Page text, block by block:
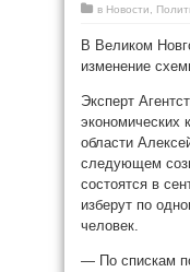
в Новости
В Великом
изменение
Эксперт
экономических
области
следующем
состоятся в
изберут по
человек.
— По спискам